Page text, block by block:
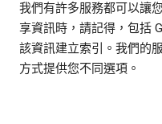
我們有許多服務都可以讓
享資訊時，請記得，包括
該資訊建立索引。我們的
方式提供您不同選項。